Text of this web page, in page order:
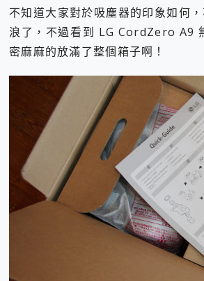
不知道大家對於吸塵器的印象如何
浪了，不過看到 LG CordZero A9
密麻麻的放滿了整個箱子啊！